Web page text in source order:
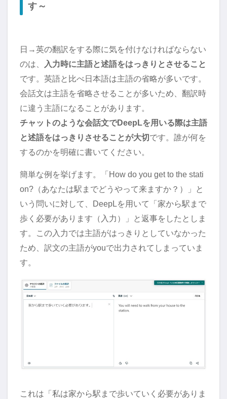
す～
日→英の翻訳をする際に気を付けなければならない
のは、
入力時に主語と述語をはっきりとさせること
です。英語と比べ日本語は主語の省略が多いです。
会話文は主語を省略させることが多いため、翻訳時
に違う主語になることがあります。
チャットのような会話文でDeepLを用いる際は主語
と述語をはっきりさせることが大切です。誰が何を
するのかを明確に書いてください。
簡単な例を挙げます。「How do you get to the stati
on?（あなたは駅までどうやって来ますか？）」と
いう問いに対して、DeepLを用いて「家から駅まで
歩く必要があります（入力）」と返事をしたとしま
す。この入力では主語がはっきりとしていなかった
ため、訳文の主語がyouで出力されてしまっていま
す。
これは「私は家から駅まで歩いていく必要がありま